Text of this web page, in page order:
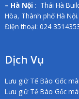
– Hà Nội : Thái Hà
Hòa, Thành phố Hà Nội.
Điện thoại: 024
Dịch Vụ
Lưu giữ Tế Bào Gốc
Lưu giữ Tế Bào Gốc